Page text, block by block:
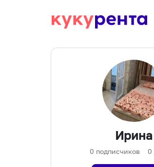
Ирина
0 подписчиков 0